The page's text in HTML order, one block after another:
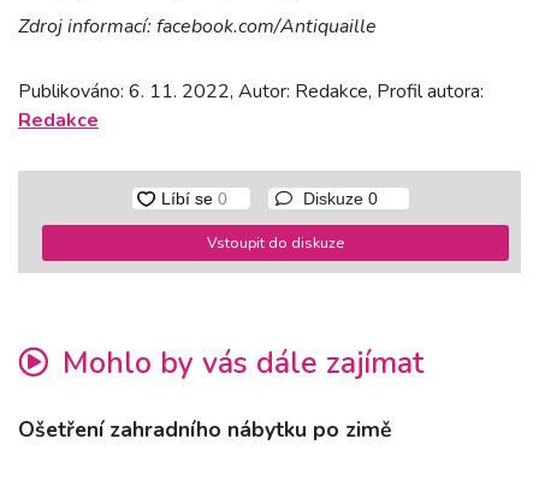
Zdroj informací: facebook.com/Antiquaille
Publikováno: 6. 11. 2022, Autor: Redakce, Profil autora:
Redakce
Diskuze 0
Vstoupit do diskuze
Mohlo by vás dále zajímat
Ošetření zahradního nábytku po zimě